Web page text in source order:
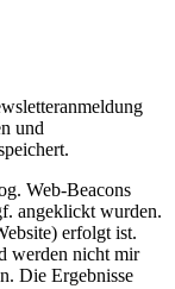
und
Web-Beacons
angeklickt wurden.
erfolgt ist.
werden nicht mir
Die Ergebnisse